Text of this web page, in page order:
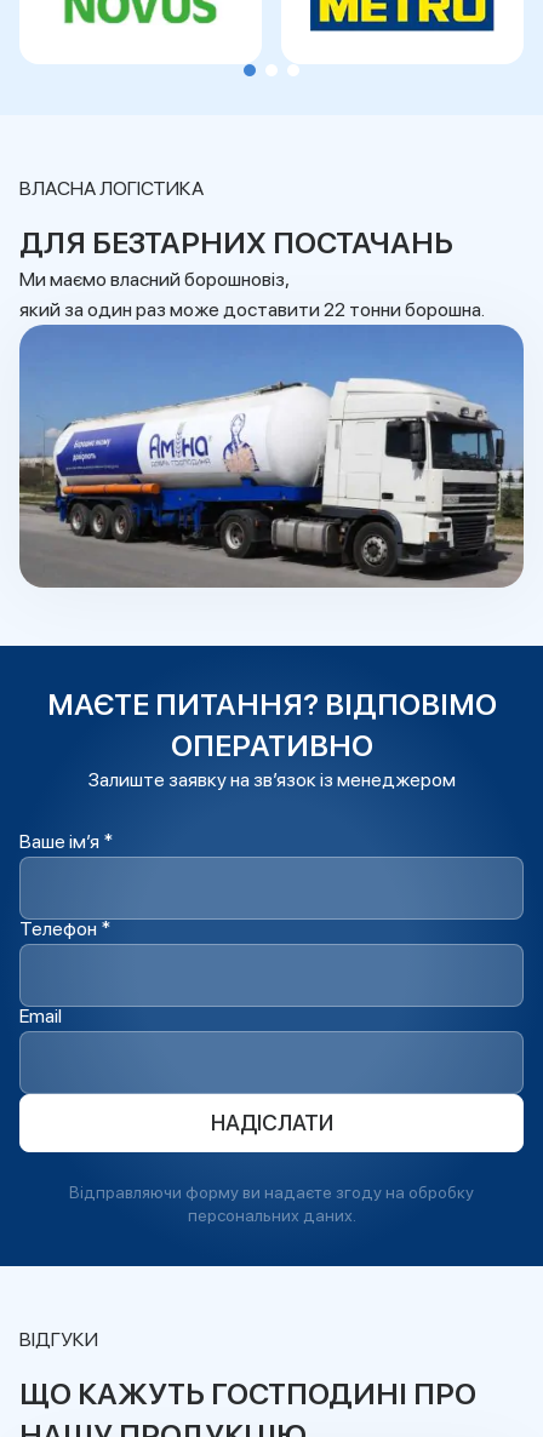
ВЛАСНА ЛОГІСТИКА
ДЛЯ БЕЗТАРНИХ ПОСТАЧАНЬ
Ми маємо власний борошновіз,
який за один раз може доставити 22 тонни борошна.
МАЄТЕ ПИТАННЯ? ВІДПОВІМО
ОПЕРАТИВНО
Залиште заявку на зв’язок із менеджером
Ваше ім’я *
Телефон *
Email
НАДІСЛАТИ
Відправляючи форму ви надаєте згоду на обробку
персональних даних.
ВІДГУКИ
ЩО КАЖУТЬ ГОСТПОДИНІ ПРО